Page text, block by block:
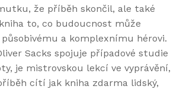
že příběh skončil, ale také
to, co budoucnost může
a komplexnímu hérovi.
Sacks spojuje případové studie
je mistrovskou lekcí ve vyprávění,
cítí jak kniha zdarma lidský,